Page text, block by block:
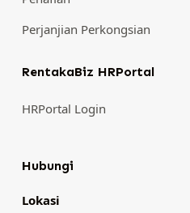
Perjanjian Perkongsian
RentakaBiz HRPortal
HRPortal Login
Hubungi
Lokasi